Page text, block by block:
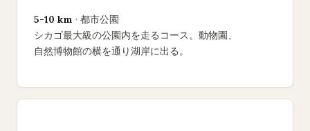
5-10 km · 都市公園
シカゴ最大級の公園内を走るコース。動物園、
自然博物館の横を通り湖岸に出る。